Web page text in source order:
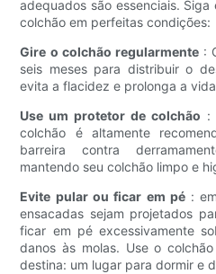
adequados são essenciais.
colchão em perfeitas condições:
Gire o colchão regularmente :
seis meses para distribuir o
evita a flacidez e prolonga a
Use um protetor de colchão :
colchão é altamente
barreira contra
mantendo seu colchão limpo e
Evite pular ou ficar em pé:
ensacadas sejam projetados
ficar em pé excessivamente
danos às molas. Use o
destina: um lugar para dormir e